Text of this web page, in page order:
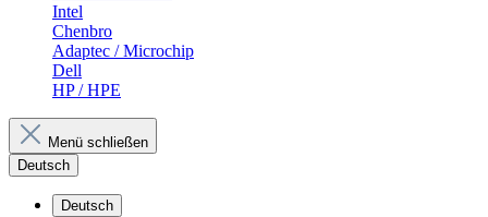
Intel
Chenbro
Adaptec / Microchip
Dell
HP / HPE
Menü schließen
Deutsch
Deutsch